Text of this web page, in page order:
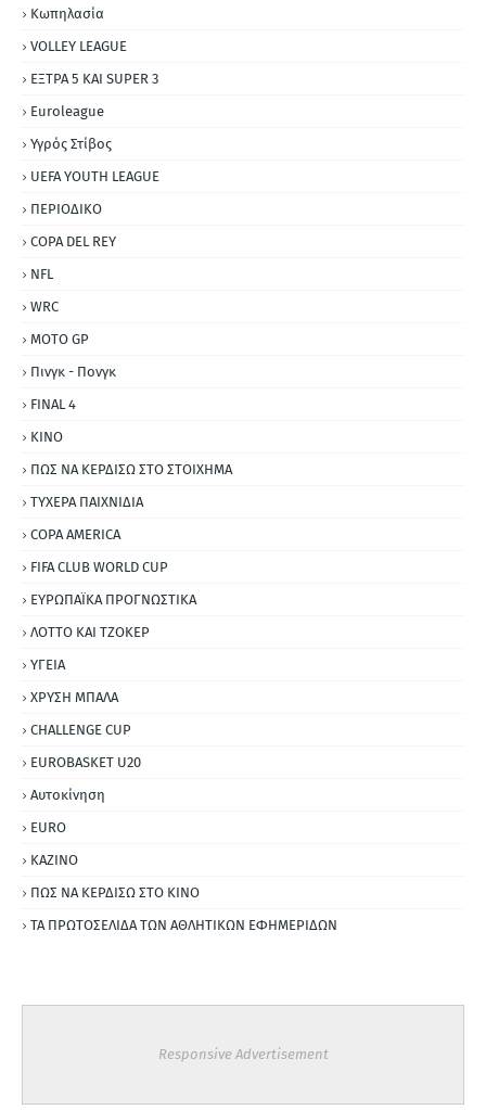
Κωπηλασία
VOLLEY LEAGUE
ΕΞΤΡΑ 5 ΚΑΙ SUPER 3
Εuroleague
Υγρός Στίβος
UEFA YOUTH LEAGUE
ΠΕΡΙΟΔΙΚΟ
COPA DEL REY
NFL
WRC
MOTO GP
Πινγκ - Πονγκ
FINAL 4
ΚΙΝΟ
ΠΩΣ ΝΑ ΚΕΡΔΙΣΩ ΣΤΟ ΣΤΟΙΧΗΜΑ
ΤΥΧΕΡΑ ΠΑΙΧΝΙΔΙΑ
COPA AMERICA
FIFA CLUB WORLD CUP
ΕΥΡΩΠΑΪΚΑ ΠΡΟΓΝΩΣΤΙΚΑ
ΛΟΤΤΟ ΚΑΙ ΤΖΟΚΕΡ
ΥΓΕΙΑ
ΧΡΥΣΗ ΜΠΑΛΑ
CHALLENGE CUP
EUROBASKET U20
Αυτοκίνηση
ΕURO
ΚΑΖΙΝΟ
ΠΩΣ ΝΑ ΚΕΡΔΙΣΩ ΣΤΟ ΚΙΝΟ
ΤΑ ΠΡΩΤΟΣΕΛΙΔΑ ΤΩΝ ΑΘΛΗΤΙΚΩΝ ΕΦΗΜΕΡΙΔΩΝ
Responsive Advertisement